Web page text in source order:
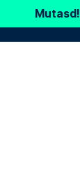
Mutasd!